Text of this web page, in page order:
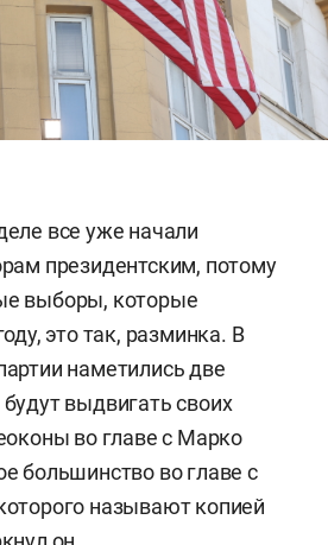
все уже начали
президентским, потому
выборы, которые
это так, разминка. В
наметились две
выдвигать своих
во главе с Марко
большинство во главе с
называют копией